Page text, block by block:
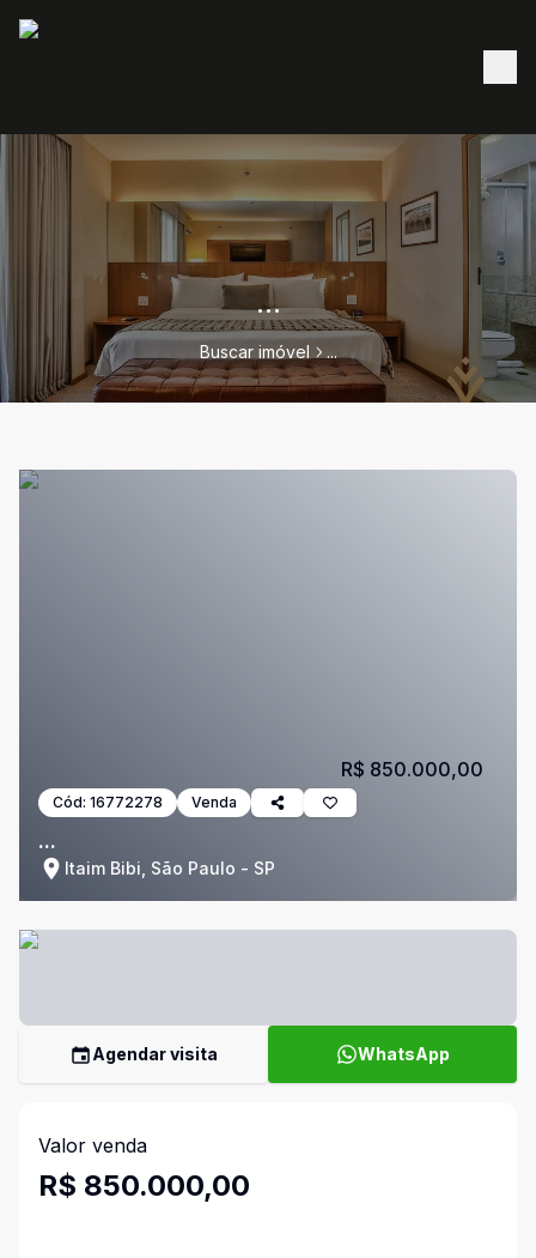
...
Buscar imóvel ...
Cód: 16772278 Venda
...
Itaim Bibi, São Paulo - SP
R$ 850.000,00
Agendar visita WhatsApp
Valor venda
R$ 850.000,00